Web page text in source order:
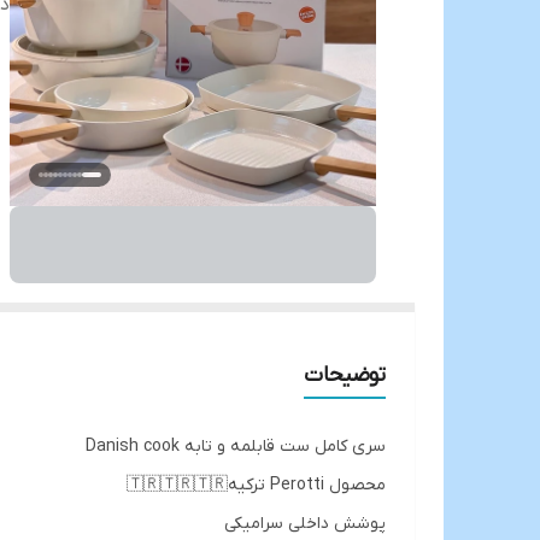
توضیحات
سری کامل ست قابلمه و تابه Danish cook
محصول Perotti ترکیه🇹🇷🇹🇷🇹🇷
پوشش داخلی سرامیکی